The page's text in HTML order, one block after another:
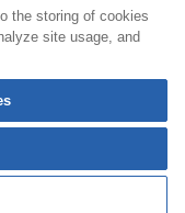
the storing of cookies
site usage, and